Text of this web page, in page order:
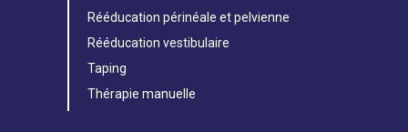
Rééducation périnéale et pelvienne
Rééducation vestibulaire
Taping
Thérapie manuelle